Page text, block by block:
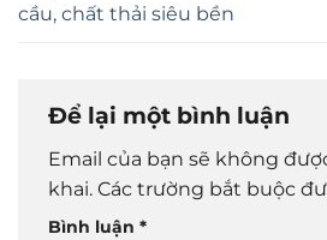
cầu, chất thải siêu bền
Để lại một bình luận
Email của bạn sẽ không
khai. Các trường bắt buộc
Bình luận *